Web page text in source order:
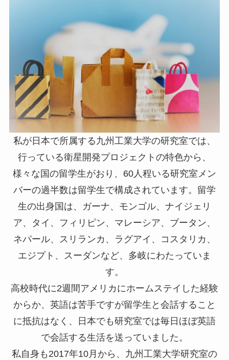
私が日本で所属する九州工業大学の研究室では、
行っている衛星開発プロジェクトの特色から、
様々な国の留学生がおり、60人程いる研究室メン
バーの過半数は留学生で構成されています。留学
生の出身国は、ガーナ、モンゴル、ナイジェリ
ア、タイ、フィリピン、マレーシア、ブータン、
ネパール、スリランカ、ラグアイ、コスタリカ、
エジプト、スーダンなど、多岐にわたっていま
す。
高校時代に2週間アメリカにホームステイした経験
からか、英語は苦手ですが留学生と会話すること
に抵抗はなく、日本でも研究室では毎日ほぼ英語
で会話する生活を送っていました。
私自身も2017年10月から、九州工業大学研究室の